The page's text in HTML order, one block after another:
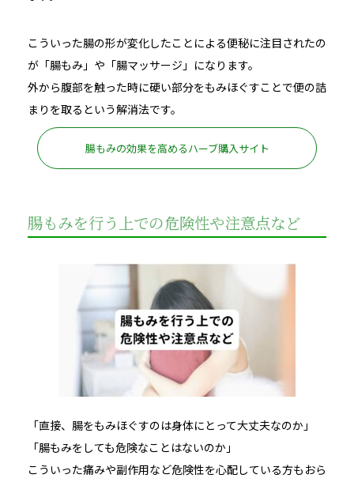
こういった腸の形が変化したことによる便秘に注目されたの
が「腸もみ」や「腸マッサージ」になります。
外から腹部を触った時に硬い部分をもみほぐすことで便の詰
まりを取るという解消法です。
腸もみの効果を高めるハーブ購入サイト
腸もみを行う上での危険性や注意点など
「直接、腸をもみほぐすのは身体にとって大丈夫なのか」
「腸もみをしても危険なことはないのか」
こういった痛みや副作用など危険性を心配している方もおら